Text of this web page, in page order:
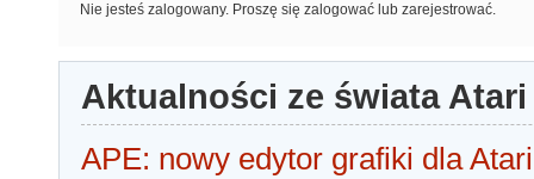
Nie jesteś zalogowany. Proszę się zalogować lub zarejestrować.
Aktualności ze świata Atari
APE: nowy edytor grafiki dla Atari